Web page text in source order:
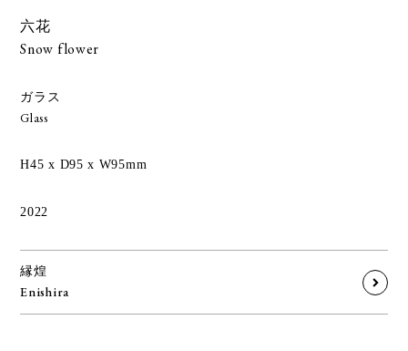
六花
Snow flower
ガラス
Glass
H45 x D95 x W95mm
2022
縁煌
Enishira